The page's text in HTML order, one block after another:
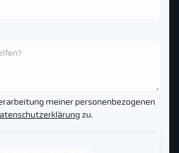
meiner personenbezogenen
zu.